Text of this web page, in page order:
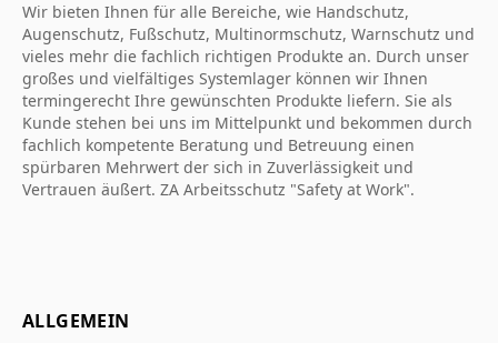
Wir bieten Ihnen für alle Bereiche, wie Handschutz,
Augenschutz, Fußschutz, Multinormschutz, Warnschutz und
vieles mehr die fachlich richtigen Produkte an. Durch unser
großes und vielfältiges Systemlager können wir Ihnen
termingerecht Ihre gewünschten Produkte liefern. Sie als
Kunde stehen bei uns im Mittelpunkt und bekommen durch
fachlich kompetente Beratung und Betreuung einen
spürbaren Mehrwert der sich in Zuverlässigkeit und
Vertrauen äußert. ZA Arbeitsschutz "Safety at Work".
ALLGEMEIN